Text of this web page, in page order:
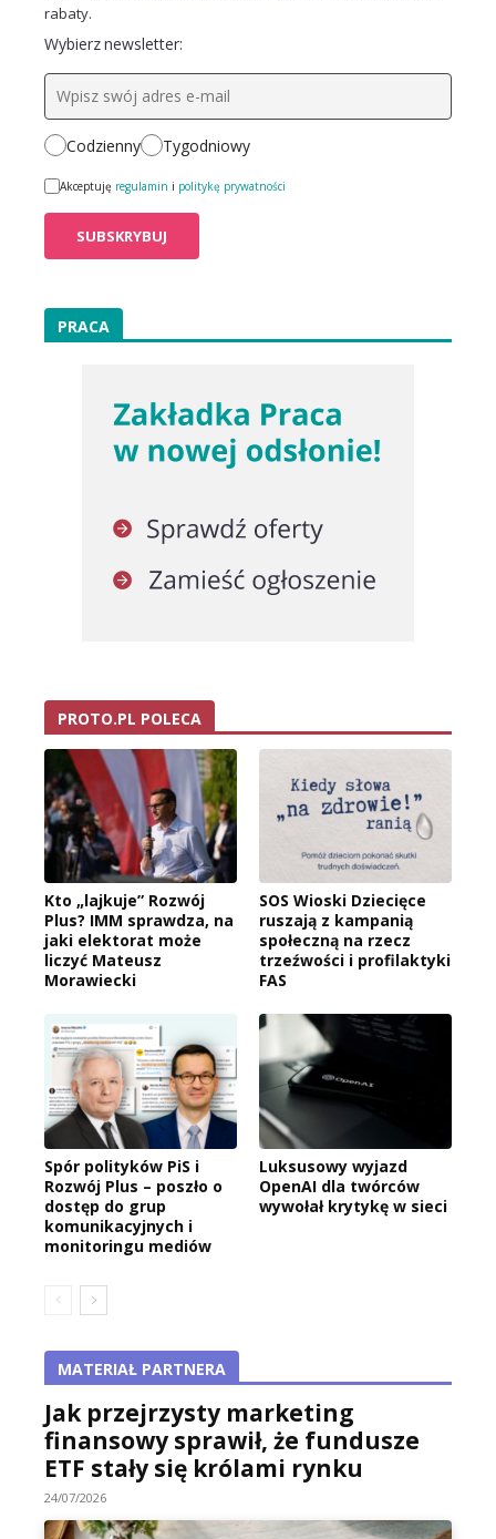
rabaty.
Wybierz newsletter:
Codzienny Tygodniowy
Akceptuję regulamin i politykę prywatności
PRACA
PROTO.PL POLECA
Kto „lajkuje” Rozwój
Plus? IMM sprawdza, na
jaki elektorat może
liczyć Mateusz
Morawiecki
SOS Wioski Dziecięce
ruszają z kampanią
społeczną na rzecz
trzeźwości i profilaktyki
FAS
Spór polityków PiS i
Rozwój Plus – poszło o
dostęp do grup
komunikacyjnych i
monitoringu mediów
Luksusowy wyjazd
OpenAI dla twórców
wywołał krytykę w sieci
MATERIAŁ PARTNERA
Jak przejrzysty marketing
finansowy sprawił, że fundusze
ETF stały się królami rynku
24/07/2026